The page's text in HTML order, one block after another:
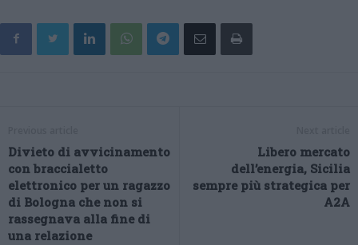
Divieto di avvicinamento
con braccialetto
elettronico per un ragazzo
di Bologna che non si
rassegnava alla fine di
una relazione
Libero mercato
dell’energia, Sicilia
sempre più strategica per
A2A